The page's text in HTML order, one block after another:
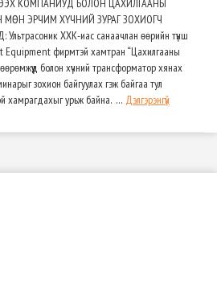
МӨН ЭРЧИМ ХҮЧНИЙ ЗУРАГ ЗОХИОГЧ
ХХК-иас санаачлан өөрийн түнш
фирмтэй хамтран “Цахилгааны
болон хүчний трансформатор хянах
зохион байгуулах гэж байгаа тул
хамрагдахыг урьж байна. … Дэлгэрэнгүй